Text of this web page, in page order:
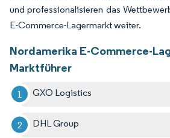
und professionalisieren das
E-Commerce-Lagermarkt weiter.
Nordamerika E-Commerce-
Marktführer
GXO Logistics
DHL Group